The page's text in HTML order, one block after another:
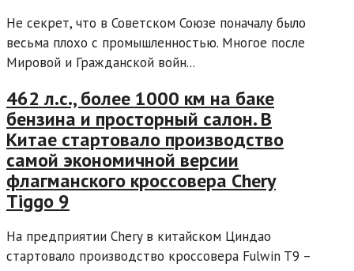
Не секрет, что в Советском Союзе поначалу было
весьма плохо с промышленностью. Многое после
Мировой и Гражданской войн...
462 л.с., более 1000 км на баке
бензина и просторный салон. В
Китае стартовало производство
самой экономичной версии
флагманского кроссовера Chery
Tiggo 9
На предприятии Chery в китайском Циндао
стартовало производство кроссовера Fulwin T9 –